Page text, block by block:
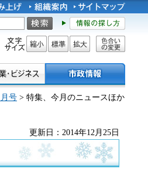
文字サイズ
縮小 標準 拡大
色合い
号 > 特集、今月のニュースほか
更新日：2014年12月25日